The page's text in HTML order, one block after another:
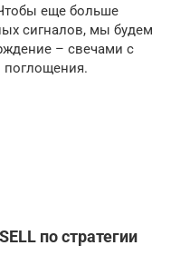
еще больше
сигналов, мы будем
– свечами с
по стратегии